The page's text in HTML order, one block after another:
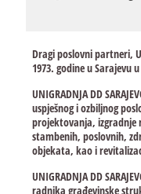
Dragi poslovni partneri,
1973. godine u Sarajevu
UNIGRADNJA DD
uspješnog i ozbiljnog
projektovanja, izgradnje
stambenih, poslovnih,
objekata, kao i
UNIGRADNJA DD
radnika građevinske